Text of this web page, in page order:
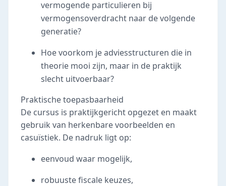
vermogende particulieren bij
vermogensoverdracht naar de volgende
generatie?
Hoe voorkom je adviesstructuren die in
theorie mooi zijn, maar in de praktijk
slecht uitvoerbaar?
Praktische toepasbaarheid
De cursus is praktijkgericht opgezet en maakt
gebruik van herkenbare voorbeelden en
casuïstiek. De nadruk ligt op:
eenvoud waar mogelijk,
robuuste fiscale keuzes,